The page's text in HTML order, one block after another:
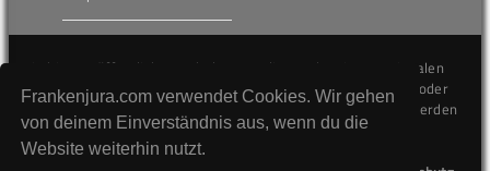
Frankenjura.com verwendet Cookies. Wir gehen
von deinem Einverständnis aus, wenn du die
Website weiterhin nutzt.
Die hier veröffentlichten Inhalte unterliegen dem internationalen
Urheberrecht (Copyright) und dürfen nicht kopiert, verändert oder
unverändert wiederveröffentlicht werden. Gegen Verstöße werden
wir auf juristischem Wege vorgehen.